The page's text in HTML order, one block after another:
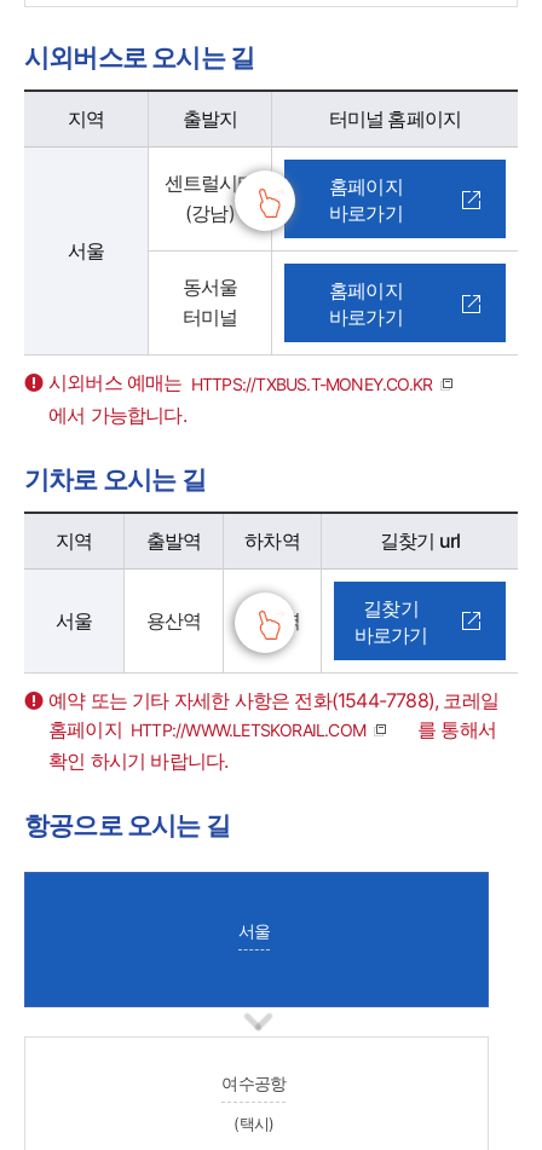
시외버스로 오시는 길
시외버스로 오시는 길 - 지역, 출발지, 터미널 홈페이지 정보 제공
지역
출발지 터미널 홈페이지
서울
센트럴시티
(강남)
홈페이지
바로가기
동서울
터미널
홈페이지
바로가기
시외버스 예매는 HTTPS://TXBUS.T-MONEY.CO.KR
에서 가능합니다.
기차로 오시는 길
기차로로 오시는 길 - 지역, 출발지, 터미널 홈페이지 정보 제공
지역
출발역 하차역 길찾기 url
서울 용산역 순천역
길찾기
바로가기
예약 또는 기타 자세한 사항은 전화(1544-7788), 코레일
홈페이지 HTTP://WWW.LETSKORAIL.COM
를 통해서 ​
확인 하시기 바랍니다.
항공으로 오시는 길
서울
여수공항
(택시)